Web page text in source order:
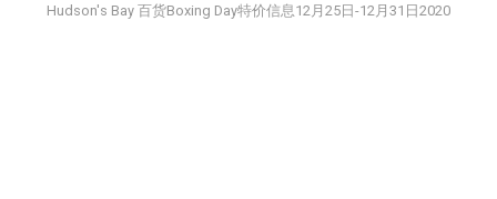
Hudson's Bay 百货Boxing Day特价信息12月25日-12月31日2020